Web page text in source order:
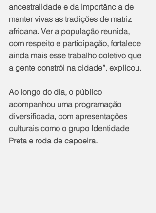
ancestralidade e da importância de
manter vivas as tradições de matriz
africana. Ver a população reunida,
com respeito e participação, fortalece
ainda mais esse trabalho coletivo que
a gente constrói na cidade”, explicou.
Ao longo do dia, o público
acompanhou uma programação
diversificada, com apresentações
culturais como o grupo Identidade
Preta e roda de capoeira.